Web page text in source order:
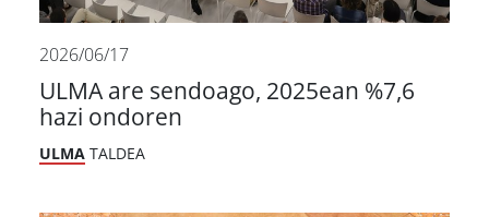
2026/06/17
ULMA are sendoago, 2025ean %7,6
hazi ondoren
ULMA TALDEA